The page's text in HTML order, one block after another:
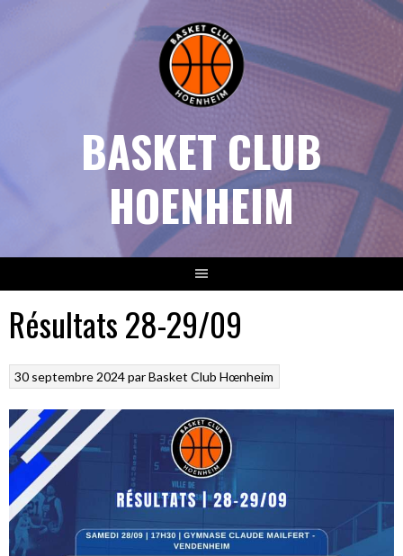
BASKET CLUB
HOENHEIM
Résultats 28-29/09
30 septembre 2024parBasket Club Hœnheim